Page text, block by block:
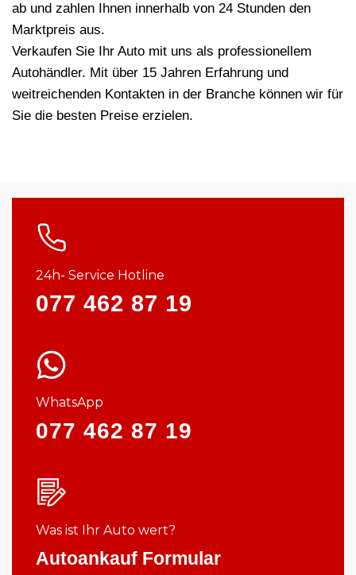
ab und zahlen Ihnen innerhalb von 24 Stunden den
Marktpreis aus.
Verkaufen Sie Ihr Auto mit uns als professionellem
Autohändler. Mit über 15 Jahren Erfahrung und
weitreichenden Kontakten in der Branche können wir für
Sie die besten Preise erzielen.
24h- Service Hotline
077 462 87 19
WhatsApp
077 462 87 19
Was ist Ihr Auto wert?
Autoankauf Formular